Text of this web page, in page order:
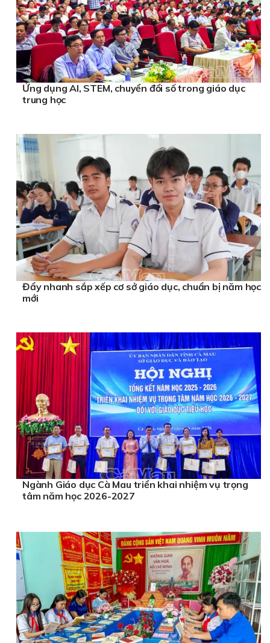
Ứng dụng AI, STEM, chuyển đổi số trong giáo dục
trung học
Đẩy nhanh sắp xếp cơ sở giáo dục, chuẩn bị năm học
mới
Ngành Giáo dục Cà Mau triển khai nhiệm vụ trọng
tâm năm học 2026-2027